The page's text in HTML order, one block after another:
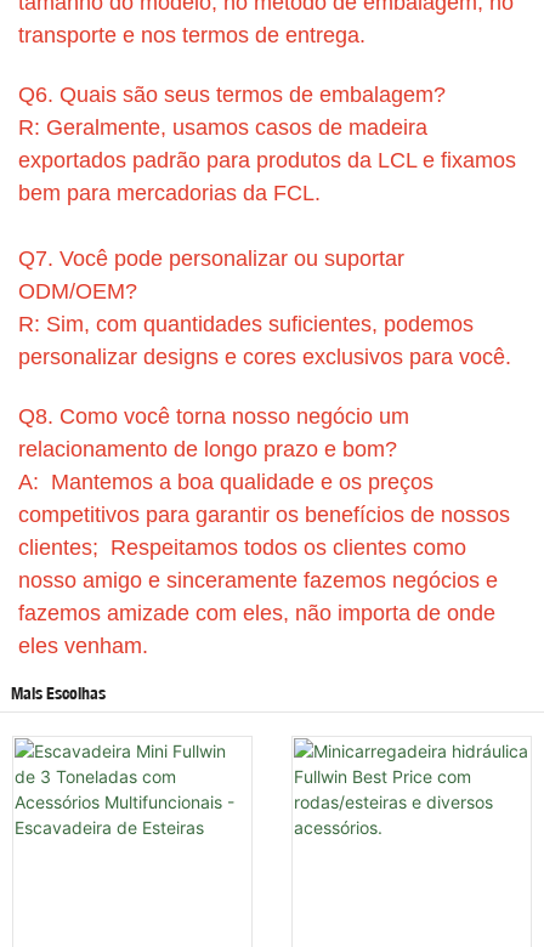
transporte e nos termos de entrega.
Q6. Quais são seus termos de embalagem?
R: Geralmente, usamos casos de madeira
exportados padrão para produtos da LCL e fixamos
bem para mercadorias da FCL.
Q7. Você pode personalizar ou suportar
ODM/OEM?
R: Sim, com quantidades suficientes, podemos
personalizar designs e cores exclusivos para você.
Q8. Como você torna nosso negócio um
relacionamento de longo prazo e bom?
A: Mantemos a boa qualidade e os preços
competitivos para garantir os benefícios de nossos
clientes; Respeitamos todos os clientes como
nosso amigo e sinceramente fazemos negócios e
fazemos amizade com eles, não importa de onde
eles venham.
Mais Escolhas